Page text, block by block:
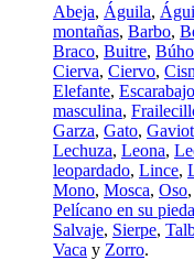
Abeja, Águila,
montañas, Barbo,
Braco, Buitre, Búho
Cierva, Ciervo,
Elefante, Escarabajo
masculina,
Garza, Gato,
Lechuza, Leona,
leopardado, Lince,
Mono, Mosca, Oso,
Pelícano en su
Salvaje, Sierpe,
Vaca y Zorro.